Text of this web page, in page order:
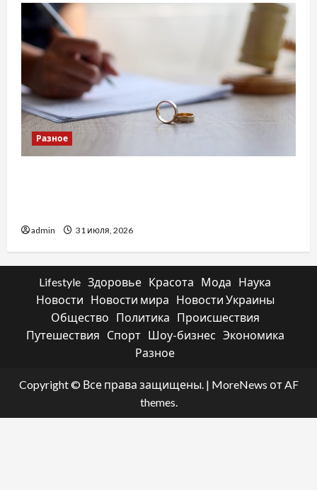
Разное
admin 31 июля, 2026
Lifestyle Здоровье Красота Мода
Наука
Новости
Новости мира
Новости Украины
Общество
Политика
Происшествия
Путешествия
Спорт Шоу-бизнес Экономика
Разное
Copyright © Все права защищены. | MoreNews от AF
themes.